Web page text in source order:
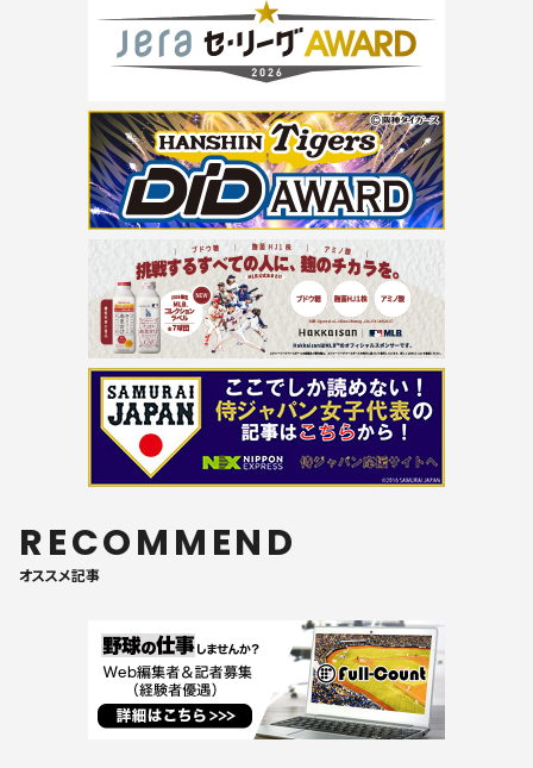
RECOMMEND
オススメ記事